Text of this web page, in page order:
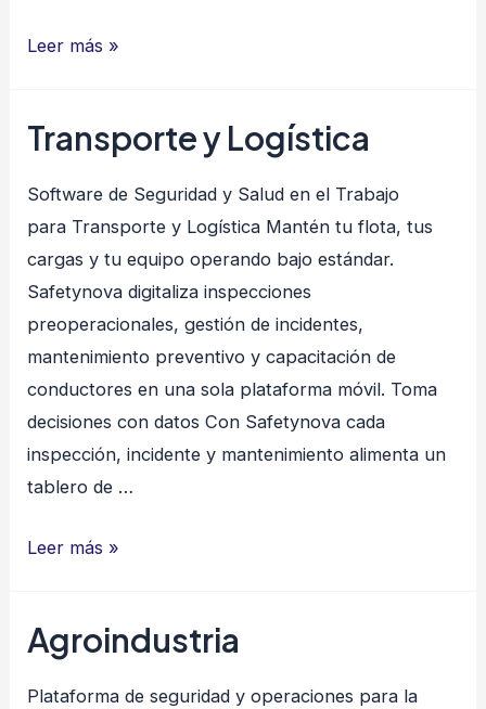
Safetynova:
ISO
14001
Leer más »
Transporte y Logística
Software de Seguridad y Salud en el Trabajo
para Transporte y Logística Mantén tu flota, tus
cargas y tu equipo operando bajo estándar.
Safetynova digitaliza inspecciones
preoperacionales, gestión de incidentes,
mantenimiento preventivo y capacitación de
conductores en una sola plataforma móvil. Toma
decisiones con datos Con Safetynova cada
inspección, incidente y mantenimiento alimenta un
tablero de …
Transporte
Leer más »
Agroindustria
Plataforma de seguridad y operaciones para la